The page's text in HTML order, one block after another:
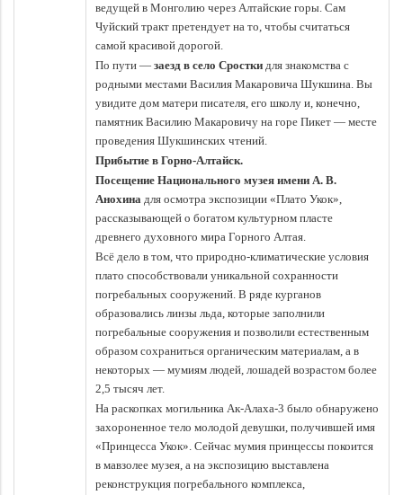
ведущей в Монголию через Алтайские горы. Сам
Чуйский тракт претендует на то, чтобы считаться
самой красивой дорогой.
По пути — заезд в село Сростки для знакомства с
родными местами Василия Макаровича Шукшина. Вы
увидите дом матери писателя, его школу и, конечно,
памятник Василию Макаровичу на горе Пикет — месте
проведения Шукшинских чтений.
Прибытие в Горно-Алтайск.
Посещение Национального музея имени А. В.
Анохина для осмотра экспозиции «Плато Укок»,
рассказывающей о богатом культурном пласте
древнего духовного мира Горного Алтая.
Всё дело в том, что природно-климатические условия
плато способствовали уникальной сохранности
погребальных сооружений. В ряде курганов
образовались линзы льда, которые заполнили
погребальные сооружения и позволили естественным
образом сохраниться органическим материалам, а в
некоторых — мумиям людей, лошадей возрастом более
2,5 тысяч лет.
На раскопках могильника Ак-Алаха-3 было обнаружено
захороненное тело молодой девушки, получившей имя
«Принцесса Укок». Сейчас мумия принцессы покоится
в мавзолее музея, а на экспозицию выставлена
реконструкция погребального комплекса,